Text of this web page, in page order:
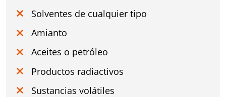
Solventes de cualquier tipo
Amianto
Aceites o petróleo
Productos radiactivos
Sustancias volátiles